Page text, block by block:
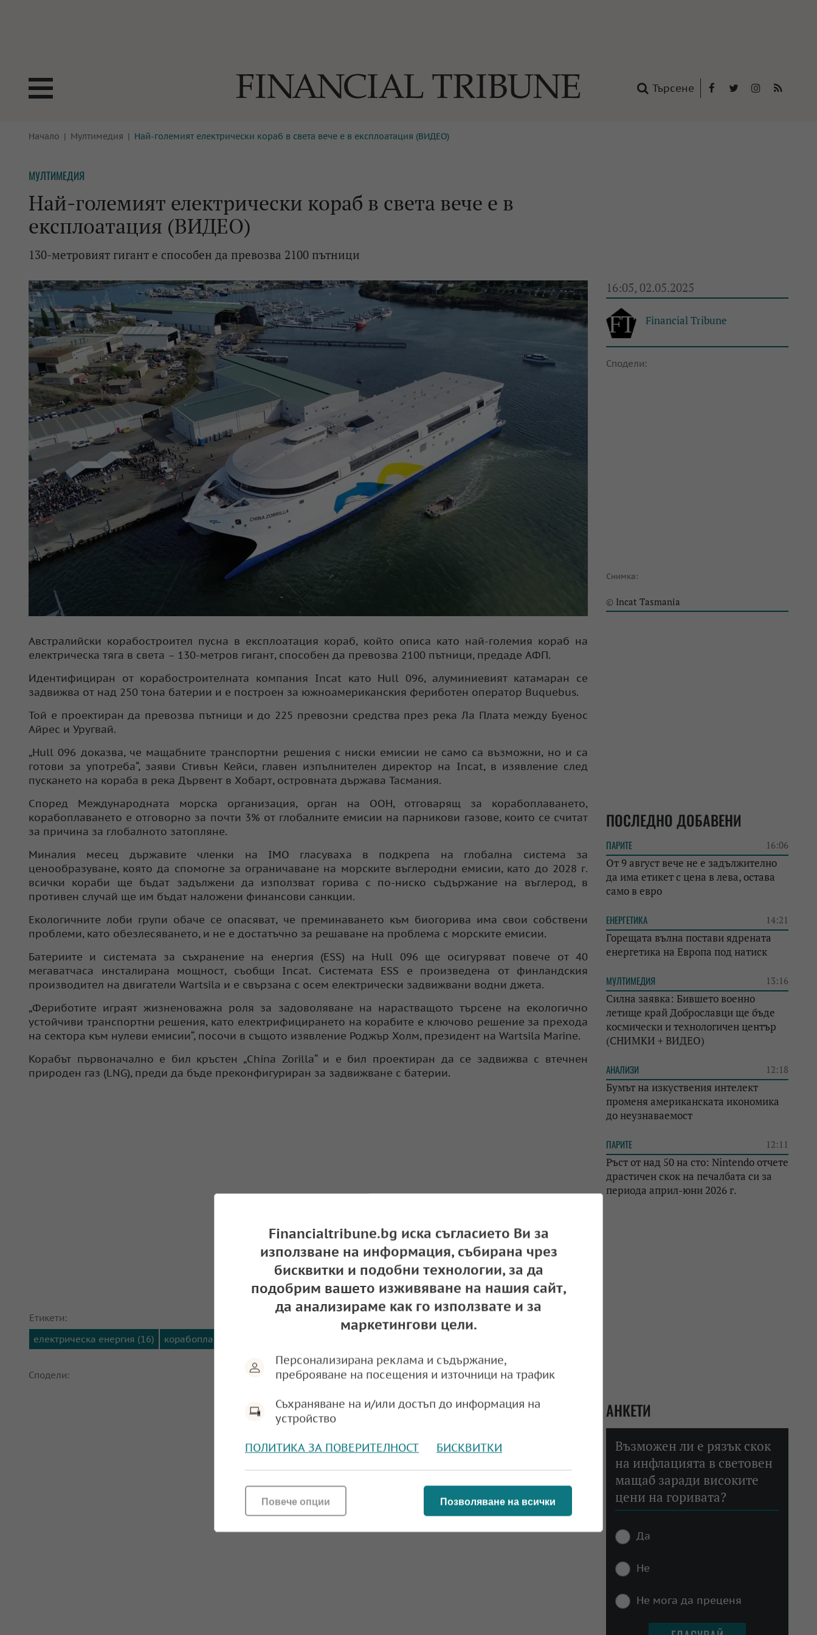
Търсене
БОРСИ
КРИПТО
БАНКИ
ПАРИТЕ
ЕНЕРГЕТИКА
ТЕХНОЛОГИИ
ИМОТИ
АВТОМОБИЛИ
МУЛТИМЕДИЯ
За нас
Начало Мултимедия Най-големият електрически кораб в света вече е в експлоатация (ВИДЕО)
МУЛТИМЕДИЯ
Най-големият електрически кораб в света вече е в
експлоатация (ВИДЕО)
130-метровият гигант е способен да превозва 2100 пътници
16:05, 02.05.2025
Financial Tribune
Сподели:
Снимка:
© Incat Tasmania
Австралийски корабостроител пусна в експлоатация кораб, който описа като най-големия кораб на
електрическа тяга в света – 130-метров гигант, способен да превозва 2100 пътници, предаде АФП.
Идентифициран от корабостроителната компания Incat като Hull 096, алуминиевият катамаран се
задвижва от над 250 тона батерии и е построен за южноамериканския фериботен оператор Buquebus.
Той e проектиран да превозва пътници и до 225 превозни средства през река Ла Плата между Буенос
Айрес и Уругвай.
„Hull 096 доказва, че мащабните транспортни решения с ниски емисии не само са възможни, но и са
готови за употреба“, заяви Стивън Кейси, главен изпълнителен директор на Incat, в изявление след
пускането на кораба в река Дървент в Хобарт, островната държава Тасмания.
Според Международната морска организация, орган на ООН, отговарящ за корабоплаването,
корабоплаването е отговорно за почти 3% от глобалните емисии на парникови газове, които се считат
за причина за глобалното затопляне.
Миналия месец държавите членки на IMO гласуваха в подкрепа на глобална система за
ценообразуване, която да спомогне за ограничаване на морските въглеродни емисии, като до 2028 г.
всички кораби ще бъдат задължени да използват горива с по-ниско съдържание на въглерод, в
противен случай ще им бъдат наложени финансови санкции.
Екологичните лоби групи обаче се опасяват, че преминаването към биогорива има свои собствени
проблеми, като обезлесяването, и не е достатъчно за решаване на проблема с морските емисии.
Батериите и системата за съхранение на енергия (ESS) на Hull 096 ще осигуряват повече от 40
мегаватчаса инсталирана мощност, съобщи Incat. Системата ESS е произведена от финландския
производител на двигатели Wartsila и е свързана с осем електрически задвижвани водни джета.
„Фериботите играят жизненоважна роля за задоволяване на нарастващото търсене на екологично
устойчиви транспортни решения, като електрифицирането на корабите е ключово решение за прехода
на сектора към нулеви емисии“, посочи в същото изявление Роджър Холм, президент на Wartsila Marine.
Корабът първоначално е бил кръстен „China Zorilla“ и е бил проектиран да се задвижва с втечнен
природен газ (LNG), преди да бъде преконфигуриран за задвижване с батерии.
Етикети:
електрическа енергия (16)
корабоплаване (23)
Сподели:
ПОСЛЕДНО ДОБАВЕНИ
ПАРИТЕ 16:06
От 9 август вече не е задължително
да има етикет с цена в лева, остава
само в евро
ЕНЕРГЕТИКА 14:21
Горещата вълна постави ядрената
енергетика на Европа под натиск
МУЛТИМЕДИЯ 13:16
Силна заявка: Бившето военно
летище край Доброславци ще бъде
космически и технологичен център
(СНИМКИ + ВИДЕО)
АНАЛИЗИ 12:18
Бумът на изкуствения интелект
променя американската икономика
до неузнаваемост
ПАРИТЕ 12:11
Ръст от над 50 на сто: Nintendo отчете
драстичен скок на печалбата си за
периода април-юни 2026 г.
АНКЕТИ
Възможен ли е рязък скок
на инфлацията в световен
мащаб заради високите
цени на горивата?
Да
Не
Не мога да преценя
Financialtribune.bg иска съгласието Ви за
използване на информация, събирана чрез
бисквитки и подобни технологии, за да
подобрим вашето изживяване на нашия сайт,
да анализираме как го използвате и за
маркетингови цели.
Персонализирана реклама и съдържание,
преброяване на посещения и източници на трафик
Съхраняване на и/или достъп до информация на
устройство
ПОЛИТИКА ЗА ПОВЕРИТЕЛНОСТ БИСКВИТКИ
Позволяване на всички
Повече опции